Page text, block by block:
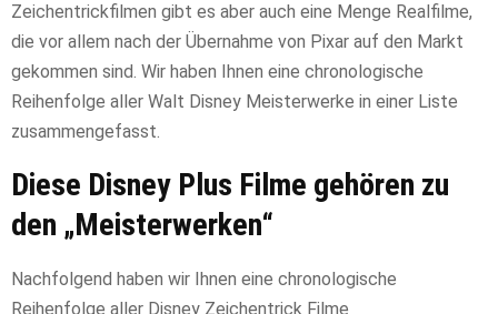
Zeichentrickfilmen gibt es aber auch eine Menge Realfilme,
die vor allem nach der Übernahme von Pixar auf den Markt
gekommen sind. Wir haben Ihnen eine chronologische
Reihenfolge aller Walt Disney Meisterwerke in einer Liste
zusammengefasst.
Diese Disney Plus Filme gehören zu
den „Meisterwerken“
Nachfolgend haben wir Ihnen eine chronologische
Reihenfolge aller Disney Zeichentrick Filme